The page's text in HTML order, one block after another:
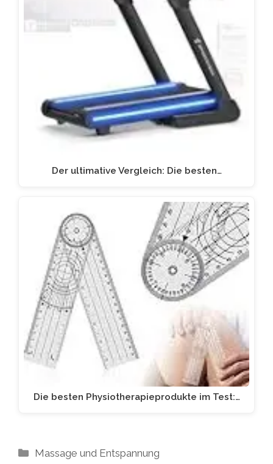
Der ultimative Vergleich: Die besten…
Die besten Physiotherapieprodukte im Test:…
Kategorien
Massage und Entspannung